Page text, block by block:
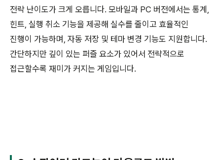
전략 난이도가 크게 오릅니다. 모바일과 PC 버전에서는 통계,
힌트, 실행 취소 기능을 제공해 실수를 줄이고 효율적인
진행이 가능하며, 자동 저장 및 테마 변경 기능도 지원합니다.
간단하지만 깊이 있는 퍼즐 요소가 있어서 전략적으로
접근할수록 재미가 커지는 게임입니다.